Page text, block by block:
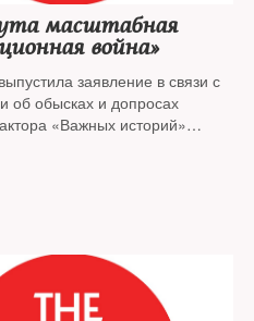
масштабная
война»
заявление в связи с
об обысках и допросах
«Важных историй»